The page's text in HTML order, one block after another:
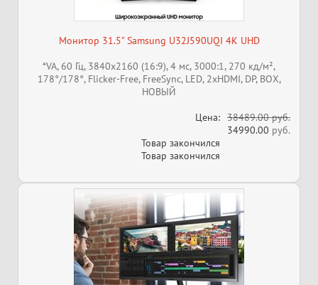
Монитор 31.5" Samsung U32J590UQI 4К UHD
*VA, 60 Гц, 3840x2160 (16:9), 4 мс, 3000:1, 270 кд/м²,
178°/178°, Flicker-Free, FreeSync, LED, 2xHDMI, DP, ВОХ,
НОВЫЙ
Цена: 38489.00 руб.
34990.00 руб.
Товар закончился
Товар закончился